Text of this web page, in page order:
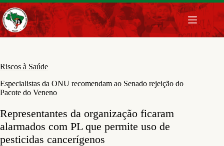
Pular
para
o
conteúdo
Riscos à Saúde
Especialistas da ONU recomendam ao Senado rejeição do
Pacote do Veneno
Representantes da organização ficaram
alarmados com PL que permite uso de
pesticidas cancerígenos